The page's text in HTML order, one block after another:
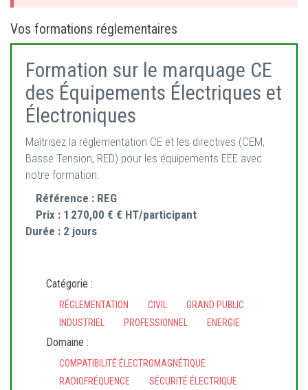
Vos formations réglementaires
Formation sur le marquage CE
des Équipements Électriques et
Électroniques
Maîtrisez la réglementation CE et les directives (CEM,
Basse Tension, RED) pour les équipements EEE avec
notre formation.
Référence : REG
Prix : 1 270,00 € € HT/participant
Durée : 2 jours
Catégorie :
RÉGLEMENTATION CIVIL
GRAND PUBLIC
INDUSTRIEL
PROFESSIONNEL ENERGIE
Domaine :
COMPATIBILITÉ ÉLECTROMAGNÉTIQUE
RADIOFRÉQUENCE
SÉCURITÉ ÉLECTRIQUE